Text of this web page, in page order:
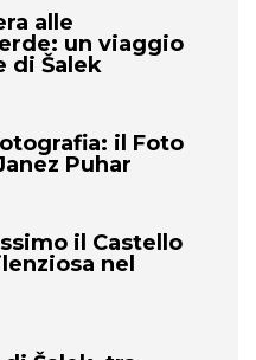
alle
un viaggio
di Šalek
il Foto
Puhar
il Castello
nel